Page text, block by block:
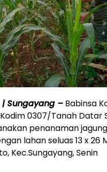
Sungayang – Babinsa
0307/Tanah Datar
penanaman
lahan seluas 13 x 26
Kec.Sungayang, Senin